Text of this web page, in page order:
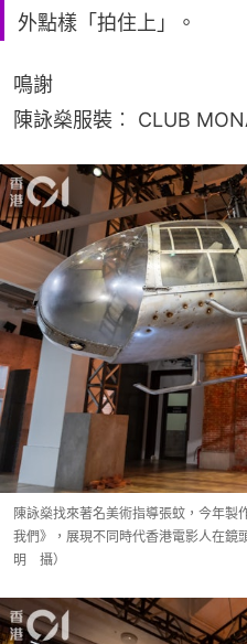
外點樣「拍住上」。
鳴謝
陳詠燊服裝︰ CLUB
陳詠燊找來著名美術指導張蚊，今年
我們》，展現不同時代香港電影人在鏡
明 攝）